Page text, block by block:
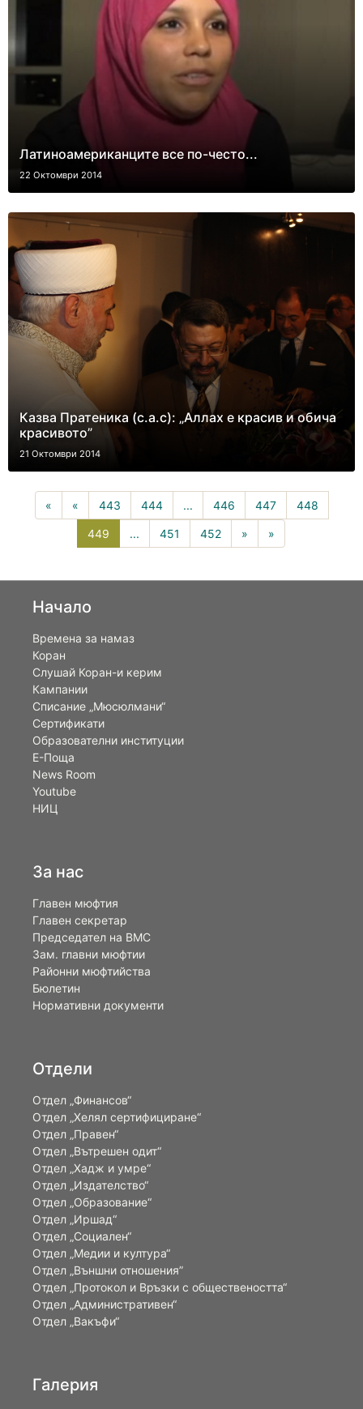
Латиноамериканците все по-често...
22 Октомври 2014
Казва Пратеника (с.а.с): „Аллах е красив и обича
красивото”
21 Октомври 2014
« « 443 444 ... 446 447 448
449 449(current)
... 451 452 » »
Начало
Времена за намаз
Коран
Слушай Коран-и керим
Кампании
Списание „Мюсюлмани“
Сертификати
Образователни институции
Е-Поща
News Room
Youtube
НИЦ
За нас
Главен мюфтия
Главен секретар
Председател на ВМС
Зам. главни мюфтии
Районни мюфтийства
Бюлетин
Нормативни документи
Отдели
Отдел „Финансов“
Отдел „Хелял сертифициране“
Отдел „Правен“
Отдел „Вътрешен одит“
Отдел „Хадж и умре“
Отдел „Издателство“
Отдел „Образование“
Отдел „Иршад“
Отдел „Социален“
Отдел „Медии и култура“
Отдел „Външни отношения”
Oтдел „Протокол и Връзки с обществеността“
Отдел „Административен“
Отдел „Вакъфи“
Галерия